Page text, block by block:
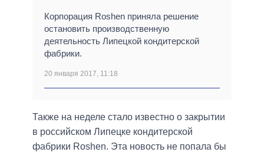
Корпорация Roshen приняла решение
остановить производственную
деятельность Липецкой кондитерской
фабрики.
20 января 2017, 11:18
Также на неделе стало известно о закрытии
в российском Липецке кондитерской
фабрики Roshen. Эта новость не попала бы